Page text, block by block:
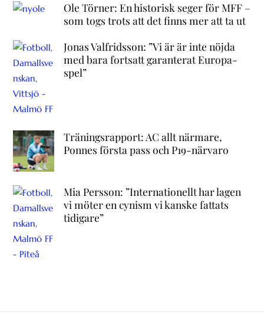
Ole Törner: En historisk seger för MFF –
som togs trots att det finns mer att ta ut
Jonas Valfridsson: ”Vi är är inte nöjda
med bara fortsatt garanterat Europa-
spel”
Träningsrapport: AC allt närmare,
Ponnes första pass och P19-närvaro
Mia Persson: ”Internationellt har lagen
vi möter en cynism vi kanske fattats
tidigare”